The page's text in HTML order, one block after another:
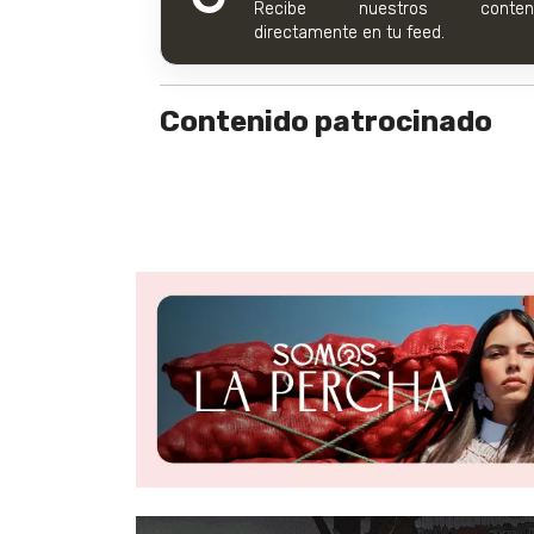
Recibe nuestros
directamente en tu feed.
Contenido patrocinado